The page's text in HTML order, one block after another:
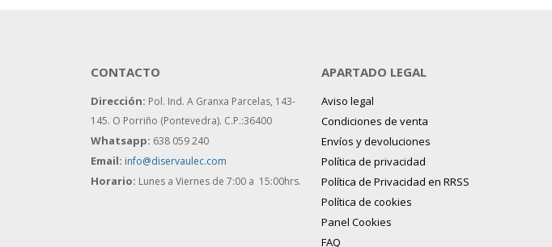
CONTACTO
Dirección: Pol. Ind. A Granxa Parcelas, 143-
145. O Porriño (Pontevedra). C.P.:36400
Whatsapp: 638 059 240
Email: info@diservaulec.com
Horario: Lunes a Viernes de 7:00 a 15:00hrs.
APARTADO LEGAL
Aviso legal
Condiciones de venta
Envíos y devoluciones
Política de privacidad
Política de Privacidad en RRSS
Política de cookies
Panel Cookies
FAQ